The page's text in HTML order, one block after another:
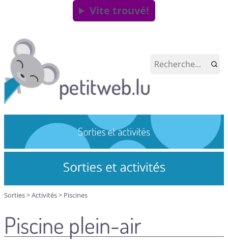
Vite trouvé!
Sorties>Activités> Piscines
Piscine plein-air